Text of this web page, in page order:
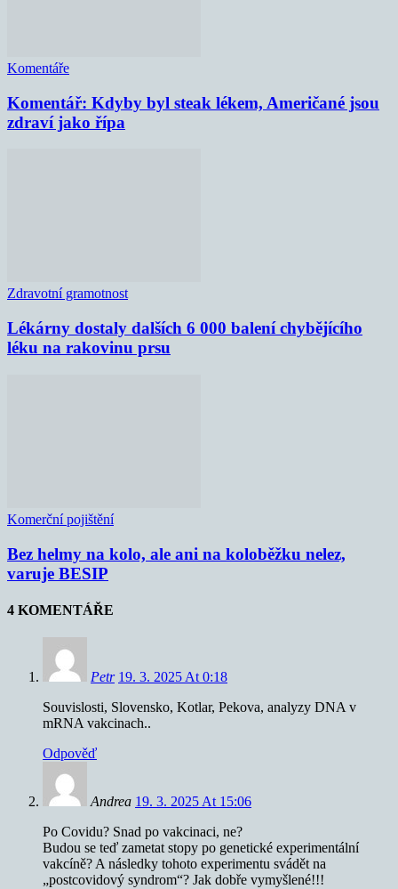
Komentáře
Komentář: Kdyby byl steak lékem, Američané jsou
zdraví jako řípa
Zdravotní gramotnost
Lékárny dostaly dalších 6 000 balení chybějícího
léku na rakovinu prsu
Komerční pojištění
Bez helmy na kolo, ale ani na koloběžku nelez,
varuje BESIP
4 KOMENTÁŘE
Petr 19. 3. 2025 At 0:18
Souvislosti, Slovensko, Kotlar, Pekova, analyzy DNA v
mRNA vakcinach..
Odpověď
Andrea 19. 3. 2025 At 15:06
Po Covidu? Snad po vakcinaci, ne?
Budou se teď zametat stopy po genetické experimentální
vakcíně? A následky tohoto experimentu svádět na
„postcovidový syndrom“? Jak dobře vymyšlené!!!